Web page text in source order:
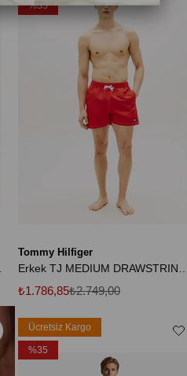
Tommy Hilfiger
₺1.786,85₺2.749,00
%35
Ücretsiz Kargo
%35